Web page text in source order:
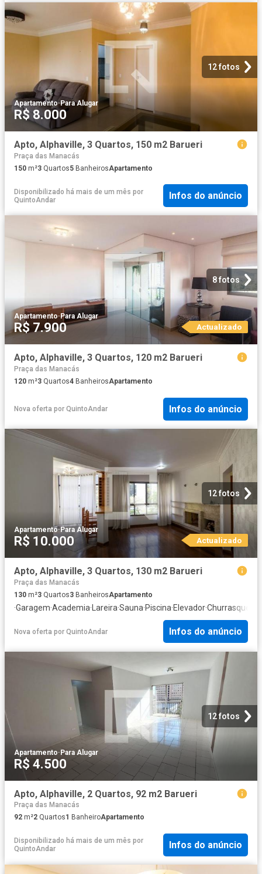
12 fotos
Apartamento·Para Alugar
R$ 8.000
Apto, Alphaville, 3 Quartos, 150 m2 Barueri
Praça das Manacás
150 m²3 Quartos5 BanheirosApartamento
Disponibilizado há mais de um mês por
QuintoAndar
Infos do anúncio
8 fotos
Apartamento·Para Alugar
R$ 7.900 Actualizado
Apto, Alphaville, 3 Quartos, 120 m2 Barueri
Praça das Manacás
120 m²3 Quartos4 BanheirosApartamento
Nova oferta por QuintoAndar Infos do anúncio
12 fotos
Apartamento·Para Alugar
R$ 10.000 Actualizado
Apto, Alphaville, 3 Quartos, 130 m2 Barueri
Praça das Manacás
130 m²3 Quartos3 BanheirosApartamento
·Garagem·Academia· Lareira·Sauna·Piscina·Elevador·Churrasqueira
Nova oferta por QuintoAndar Infos do anúncio
12 fotos
Apartamento·Para Alugar
R$ 4.500
Apto, Alphaville, 2 Quartos, 92 m2 Barueri
Praça das Manacás
92 m²2 Quartos1 BanheiroApartamento
Disponibilizado há mais de um mês por
QuintoAndar
Infos do anúncio